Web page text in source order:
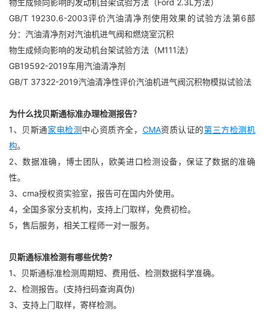
物生成倾向影响的发动机台架试验方法（Ford 2.3L方法）
GB/T 19230.6-2003评价汽油清净剂使用效果的试验方法第6部
分：汽油清净剂对汽油机进气阀和燃烧室沉积
物生成倾向影响的发动机台架试验方法（M111法）
GB19592-2019车用汽油清净剂
GB/T 37322-2019汽油清净性评价汽油机进气阀沉积物模拟试验法
为什么找贝斯通标准办理检测报告？
1、贝斯通家电检测中心资质齐全， CMA资质认证的第三方检测机
构。
2、数据准确，博士团队，欧美进口检测设备，保证了数据的准确
性。
3、cma授权资实验室，报告可在国内外使用。
4，全国多家分支机构，支持上门取样，免费初检。
5，售后服务，相关工程师一对一服务。
贝斯通标准检测有哪些优势?
1、贝斯通标准检测周期短、费用低、检测数据科学准确。
2、检测报告。(支持扫码查询真伪)
3、支持上门取样，寄样检测。